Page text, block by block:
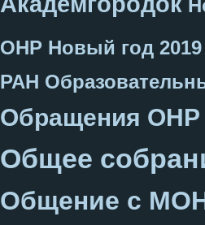
ОНР Новый год 2019
РАН
Обращения ОНР
Общее
Общение с